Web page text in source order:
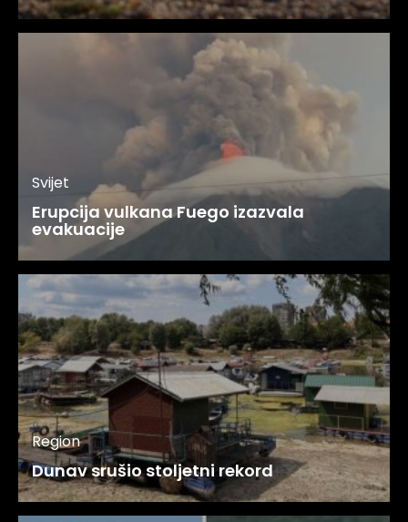
Svijet
Erupcija vulkana Fuego izazvala
evakuacije
Region
Dunav srušio stoljetni rekord